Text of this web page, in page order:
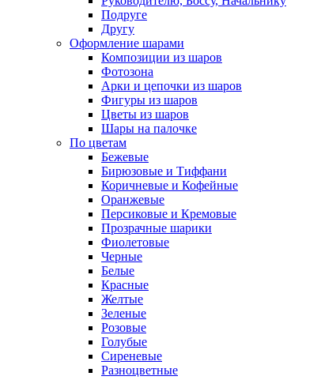
Подруге
Другу
Оформление шарами
Композиции из шаров
Фотозона
Арки и цепочки из шаров
Фигуры из шаров
Цветы из шаров
Шары на палочке
По цветам
Бежевые
Бирюзовые и Тиффани
Коричневые и Кофейные
Оранжевые
Персиковые и Кремовые
Прозрачные шарики
Фиолетовые
Черные
Белые
Красные
Желтые
Зеленые
Розовые
Голубые
Сиреневые
Разноцветные